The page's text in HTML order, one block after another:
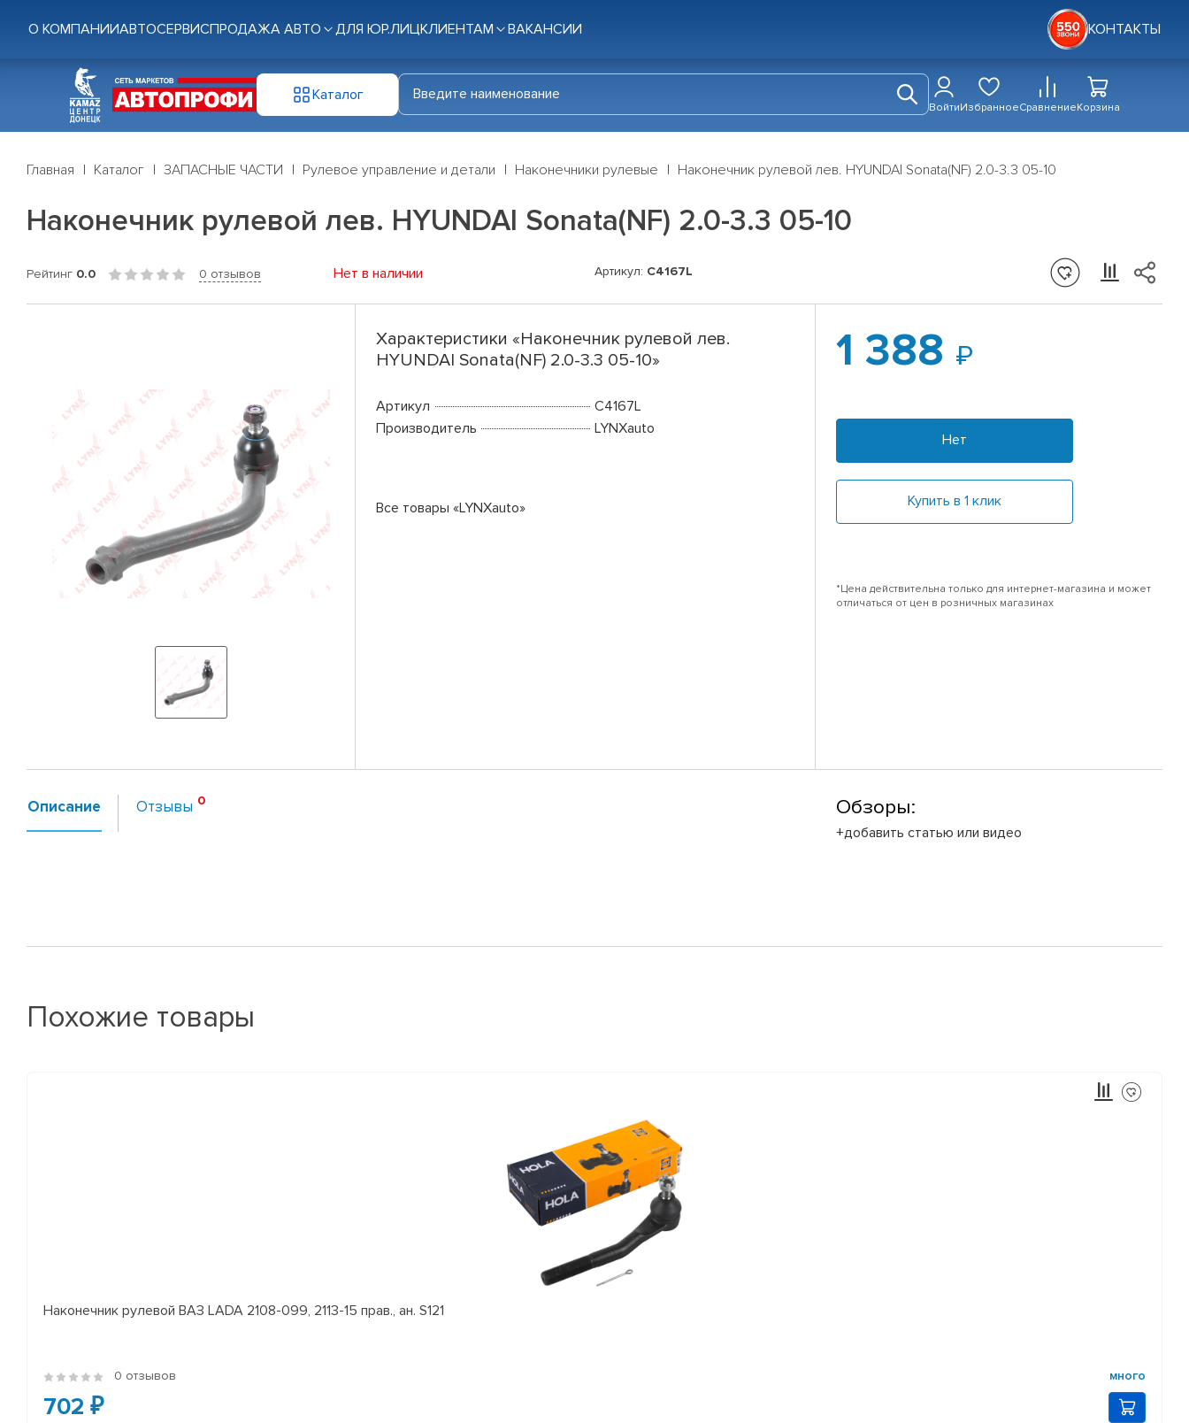
О КОМПАНИИАВТОСЕРВИСПРОДАЖА АВТО ДЛЯ ЮР.ЛИЦКЛИЕНТАМ ВАКАНСИИ КОНТАКТЫ
Каталог
ВойтиИзбранноеСравнениеКорзина
Главная Каталог ЗАПАСНЫЕ ЧАСТИ Рулевое управление и детали Наконечники рулевые Наконечник рулевой лев. HYUNDAI Sonata(NF) 2.0-3.3 05-10
Наконечник рулевой лев. HYUNDAI Sonata(NF) 2.0-3.3 05-10
Рейтинг 0.0 0 отзывов Нет в наличии Артикул: C4167L
Характеристики «Наконечник рулевой лев.
HYUNDAI Sonata(NF) 2.0-3.3 05-10»
Артикул
C4167L
Производитель
LYNXauto
Все товары «LYNXauto»
1 388
Нет
Купить в 1 клик
*Цена действительна только для интернет-магазина и может
отличаться от цен в розничных магазинах
Описание Отзывы Обзоры:
+добавить статью или видео
Похожие товары
Наконечник рулевой ВАЗ LADA 2108-099, 2113-15 прав., ан. S121
0 отзывов много
702 ₽